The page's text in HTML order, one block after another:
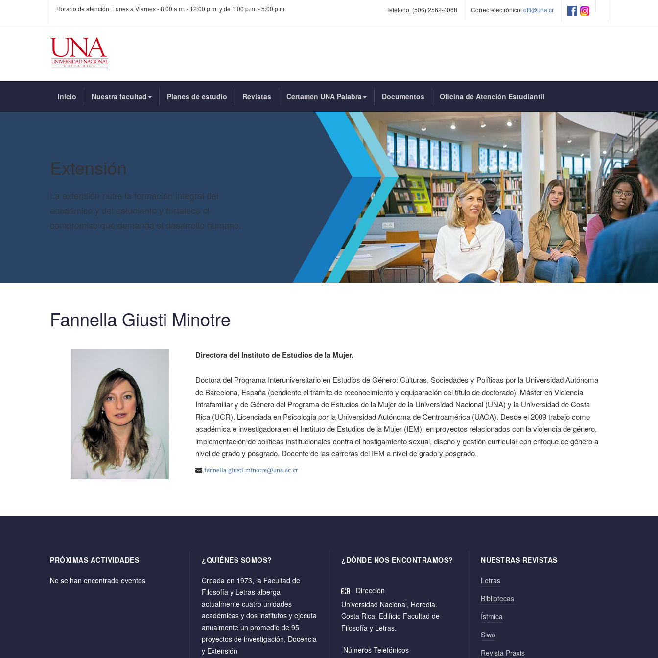
Horario de atención: Lunes a Viernes - 8:00 a.m. - 12:00 p.m. y de 1:00 p.m. - 5:00 p.m. Teléfono: (506) 2562-4068 Correo electrónico:dffl@una.cr
Inicio Nuestra facultad Planes de estudio Revistas Certamen UNA Palabra Documentos Oficina de Atención Estudiantil
Extensión
La extensión nutre la formación integral del
académico y del estudiante y fortalece el
compromiso que demanda el desarrollo humano.
Fannella Giusti Minotre
Directora del Instituto de Estudios de la Mujer.
Doctora del Programa Interuniversitario en Estudios de Género: Culturas, Sociedades y Políticas por la Universidad Autónoma
de Barcelona, España (pendiente el trámite de reconocimiento y equiparación del título de doctorado). Máster en Violencia
Intrafamiliar y de Género del Programa de Estudios de la Mujer de la Universidad Nacional (UNA) y la Universidad de Costa
Rica (UCR). Licenciada en Psicología por la Universidad Autónoma de Centroamérica (UACA). Desde el 2009 trabajo como
académica e investigadora en el Instituto de Estudios de la Mujer (IEM), en proyectos relacionados con la violencia de género,
implementación de políticas institucionales contra el hostigamiento sexual, diseño y gestión curricular con enfoque de género a
nivel de grado y posgrado. Docente de las carreras del IEM a nivel de grado y posgrado.
fannella.giusti.minotre@una.ac.cr
PRÓXIMAS ACTIVIDADES
No se han encontrado eventos
¿QUIÉNES SOMOS?
Creada en 1973, la Facultad de
Filosofía y Letras alberga
actualmente cuatro unidades
académicas y dos institutos y ejecuta
anualmente un promedio de 95
proyectos de investigación, Docencia
y Extensión
¿DÓNDE NOS ENCONTRAMOS?
Dirección
Universidad Nacional, Heredia.
Costa Rica. Edificio Facultad de
Filosofía y Letras.
Números Telefónicos
NUESTRAS REVISTAS
Letras
Bibliotecas
Ístmica
Siwo
Revista Praxis